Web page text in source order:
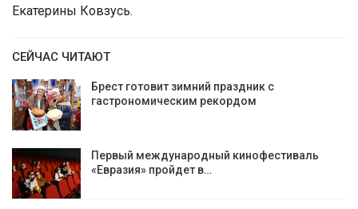
Екатерины Ковзусь.
СЕЙЧАС ЧИТАЮТ
Брест готовит зимний праздник с
гастрономическим рекордом
Первый международный кинофестиваль
«Евразия» пройдет в…